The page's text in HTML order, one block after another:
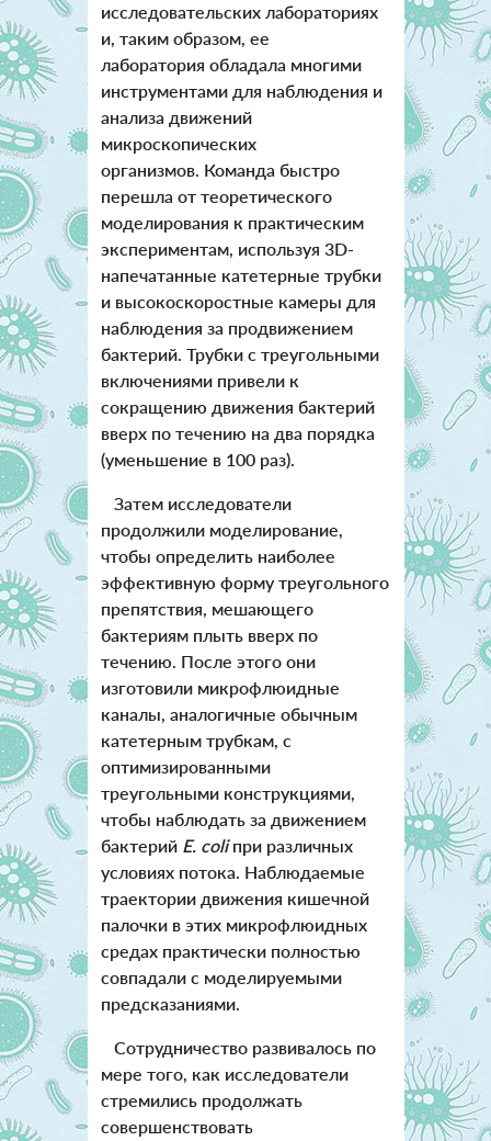
исследовательских лабораториях
и, таким образом, ее
лаборатория обладала многими
инструментами для наблюдения и
анализа движений
микроскопических
организмов. Команда быстро
перешла от теоретического
моделирования к практическим
экспериментам, используя 3D-
напечатанные катетерные трубки
и высокоскоростные камеры для
наблюдения за продвижением
бактерий. Трубки с треугольными
включениями привели к
сокращению движения бактерий
вверх по течению на два порядка
(уменьшение в 100 раз).
Затем исследователи
продолжили моделирование,
чтобы определить наиболее
эффективную форму треугольного
препятствия, мешающего
бактериям плыть вверх по
течению. После этого они
изготовили микрофлюидные
каналы, аналогичные обычным
катетерным трубкам, с
оптимизированными
треугольными конструкциями,
чтобы наблюдать за движением
бактерий E. coliпри различных
условиях потока. Наблюдаемые
траектории движения кишечной
палочки в этих микрофлюидных
средах практически полностью
совпадали с моделируемыми
предсказаниями.
Сотрудничество развивалось по
мере того, как исследователи
стремились продолжать
совершенствовать